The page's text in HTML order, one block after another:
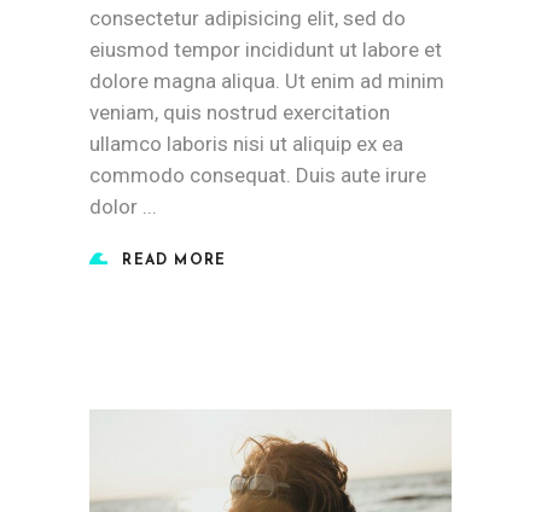
consectetur adipisicing elit, sed do
eiusmod tempor incididunt ut labore et
dolore magna aliqua. Ut enim ad minim
veniam, quis nostrud exercitation
ullamco laboris nisi ut aliquip ex ea
commodo consequat. Duis aute irure
dolor
READ MORE